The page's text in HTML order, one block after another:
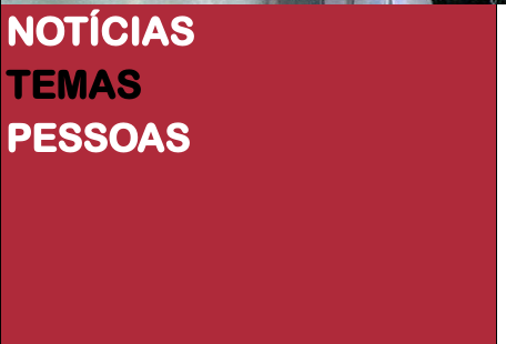
NOTÍCIAS
TEMAS
PESSOAS